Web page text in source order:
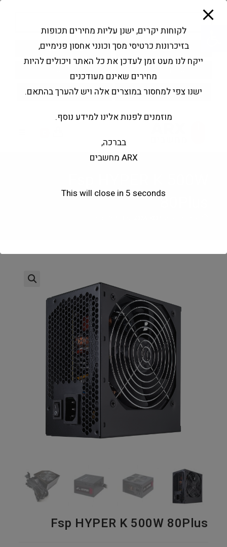
פתח סרגל נגישות
Products
search
החשבון שלי בקשה להצעה
80Plus
Fsp HYPER K 500W 80Plus
לקוחות יקרים, ישנן עליות מחירים תכופות
בזיכרונות כרטיסי מסך וכונני אחסון פנימיים,
ייקח לנו מעט זמן לעדכן את כל האתר ויכולים להיות
מחירים שאינם מעודכנים
ישנו צפי למחסור במוצרים אלה ויש להערך בהתאם.
מוזמנים לפנות אלינו למידע נוסף.
בברכה,
ARX מחשבים
This will close in 5 seconds